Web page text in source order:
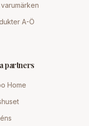
A-Ö
partners
Home